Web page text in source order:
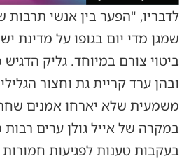
לדבריו, "הפער בין אנשי תרבות
שמגן מדי יום בגופו על מדינת
ביטוי צורם במיוחד. גליק
ובהן ערד קריית גת וחצור
משמעית שלא יארחו אמנים
במקרה של אייל גולן ערים
בעקבות טענות לפגיעות